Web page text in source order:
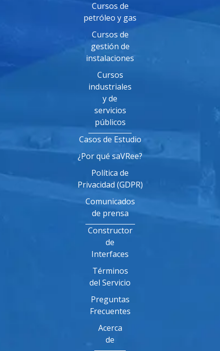
Cursos de
petróleo y gas
Cursos de
gestión de
instalaciones
Cursos
industriales
y de
servicios
públicos
Casos de Estudio
¿Por qué saVRee?
Política de
Privacidad (GDPR)
Comunicados
de prensa
Constructor
de
Interfaces
Términos
del Servicio
Preguntas
Frecuentes
Acerca
de